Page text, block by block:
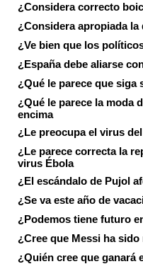
¿Considera correcto
¿Considera apropiada
¿Ve bien que los
¿España debe aliarse
¿Qué le parece que siga
¿Qué le parece la moda
encima
¿Le preocupa el virus
¿Le parece correcta la
virus Ébola
¿El escándalo de Pujol
¿Se va este año de
¿Podemos tiene futuro
¿Cree que Messi ha
¿Quién cree que ganará